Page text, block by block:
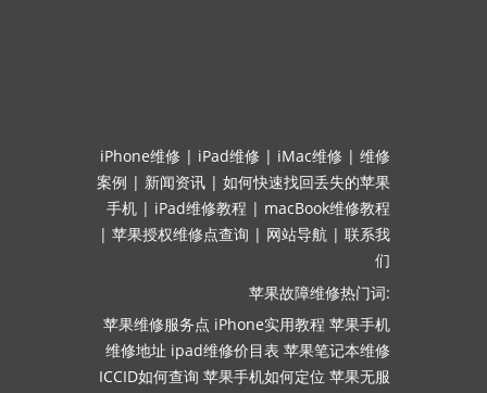
iPhone维修 | iPad维修 | iMac维修 | 维修
案例 | 新闻资讯 | 如何快速找回丢失的苹果
手机 | iPad维修教程 | macBook维修教程
| 苹果授权维修点查询 | 网站导航 | 联系我
们
苹果故障维修热门词:
苹果维修服务点 iPhone实用教程 苹果手机
维修地址 ipad维修价目表 苹果笔记本维修
ICCID如何查询 苹果手机如何定位 苹果无服